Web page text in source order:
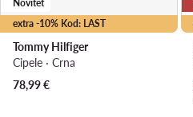
extra -10% Kod: LAST
Novitet
Tommy Hilfiger
Cipele · Crna
78,99€